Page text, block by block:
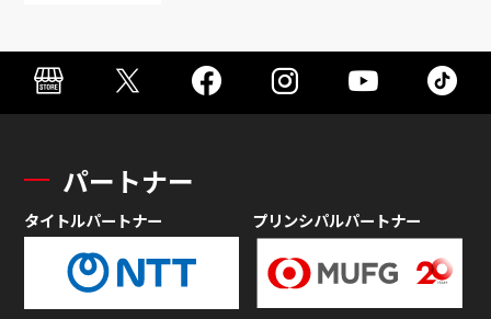
パートナー
タイトルパートナー プリンシパルパートナー